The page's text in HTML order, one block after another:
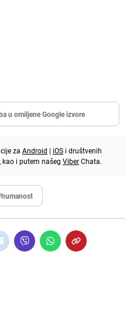
u omiljene Google izvore
za Android | iOS i društvenih
, kao i putem našeg ViberChata.